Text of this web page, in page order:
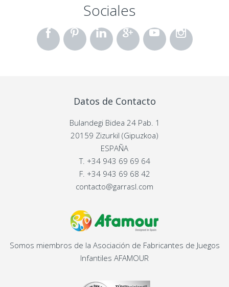
Sociales
Datos de Contacto
Bulandegi Bidea 24 Pab. 1
20159 Zizurkil (Gipuzkoa)
ESPAÑA
T. +34 943 69 69 64
F. +34 943 69 68 42
contacto@garrasl.com
Somos miembros de la Asociación de Fabricantes de Juegos
Infantiles AFAMOUR